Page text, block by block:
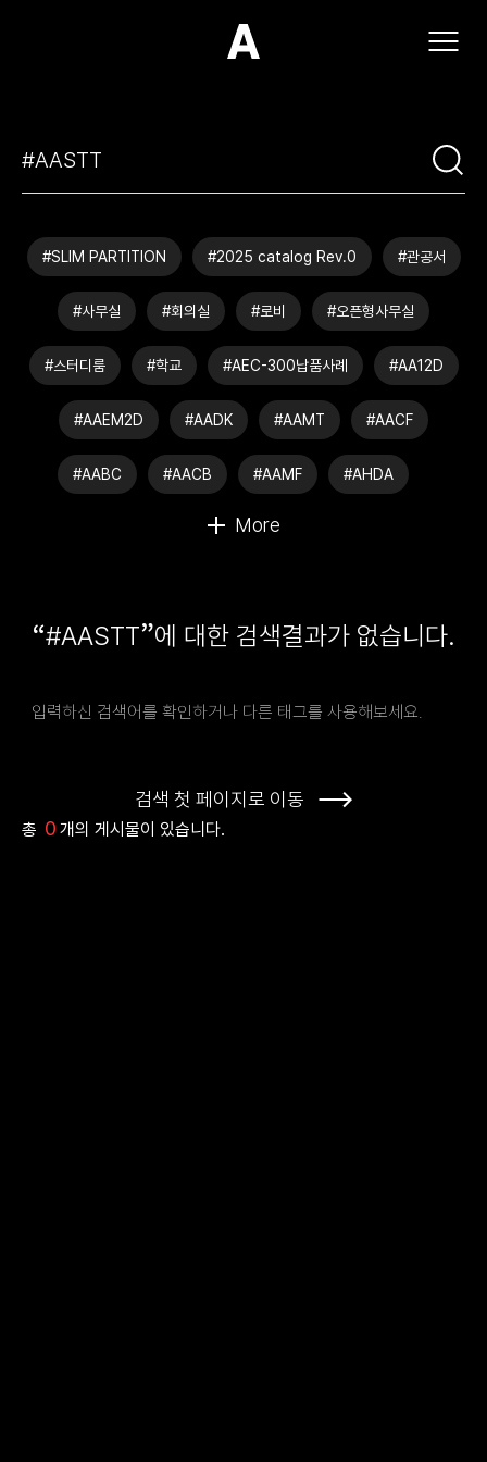
(주)아모스아인스가구
#SLIM PARTITION #2025 catalog Rev.0 #관공서
#사무실 #회의실 #로비 #오픈형사무실
#스터디룸 #학교 #AEC-300납품사례 #AA12D
#AAEM2D #AADK #AAMT #AACF
#AABC #AACB #AAMF #AHDA
“#AASTT”에 대한 검색결과가 없습니다.
입력하신 검색어를 확인하거나 다른 태그를 사용해보세요.
검색 첫 페이지로 이동
총 0 개의 게시물이 있습니다.